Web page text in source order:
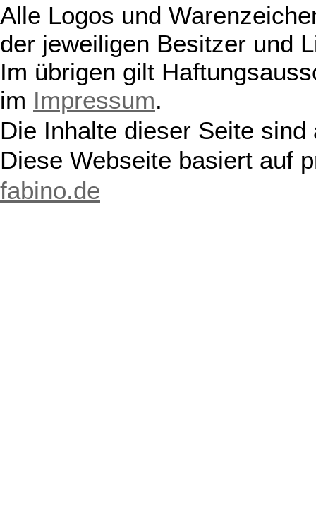
Alle Logos und
der jeweiligen Besitzer und
Im übrigen gilt
im Impressum.
Die Inhalte dieser Seite
Diese Webseite basiert auf
fabino.de